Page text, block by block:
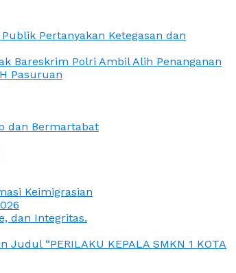
Pertanyakan Ketegasan dan
Bareskrim Polri Ambil Alih Penanganan
Pasuruan
dan Bermartabat
Keimigrasian
dan Integritas.
“PERILAKU KEPALA SMKN 1 KOTA